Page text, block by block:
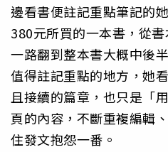
邊看書便註記重點筆記的
380元所買的一本書，從
一路翻到整本書大概中後
值得註記重點的地方，她
且接續的篇章，也只是「
頁的內容，不斷重複編輯
住發文抱怨一番。